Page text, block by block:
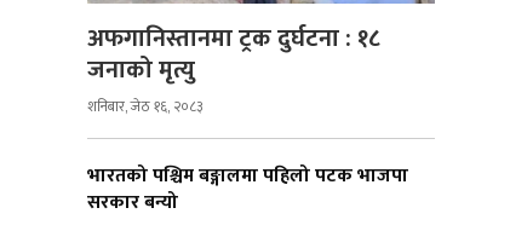
अफगानिस्तानमा ट्रक दुर्घटना : १८
जनाको मृत्यु
शनिबार, जेठ १६, २०८३
भारतको पश्चिम बङ्गालमा पहिलो पटक भाजपा
सरकार बन्यो